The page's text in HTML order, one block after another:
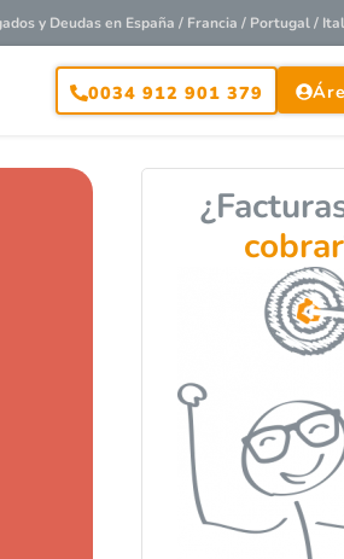
y Deudas en España / Francia / Portugal /
0034 912 901 379
cobrar